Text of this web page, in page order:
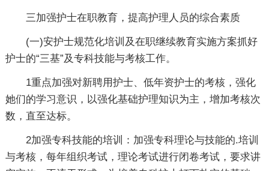
三加强护士在职教育，提高护理人员的综合素质
(一)安护士规范化培训及在职继续教育实施方案抓好
护士的“三基”及专科技能与考核工作。
1重点加强对新聘用护士、低年资护士的考核，强化
她们的学习意识，以强化基础护理知识为主，增加考核次
数，直至达标。
2加强专科技能的培训：加强专科理论与技能的.培训
与考核，每年组织考试，理论考试进行闭卷考试，要求讲